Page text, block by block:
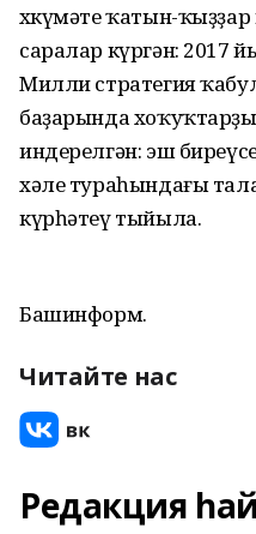
хөкүмәте ҡатын-
саралар күргән: 2017
Милли стратегия
баҙарында
индерелгән: эш
хәле тураһындағы
күрһәтеү тыйыла.
Башинформ.
Читайте нас
Редакция